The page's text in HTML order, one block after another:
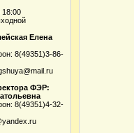
18:00
Елена
8(49351)3-86-
ФЭР:
8(49351)4-32-